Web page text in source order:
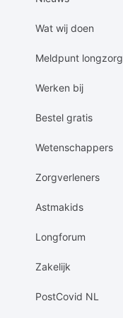
Wat wij doen
Meldpunt longzorg
Werken bij
Bestel gratis
Wetenschappers
Zorgverleners
Astmakids
Longforum
Zakelijk
PostCovid NL